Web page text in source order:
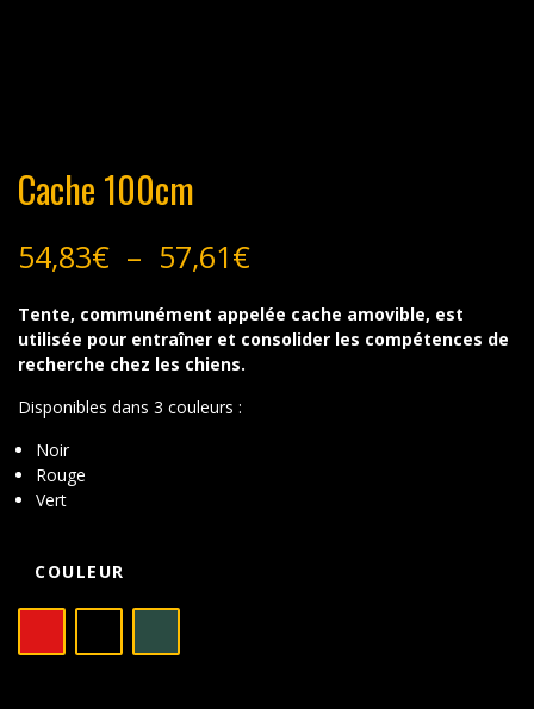
Cache 100cm
54,83€ – 57,61€Plage
prix :
54,83€
à
Tente, communément appelée cache amovible, est
utilisée pour entraîner et consolider les compétences de
recherche chez les chiens.
Disponibles dans 3 couleurs :
Noir
Rouge
Vert
COULEUR